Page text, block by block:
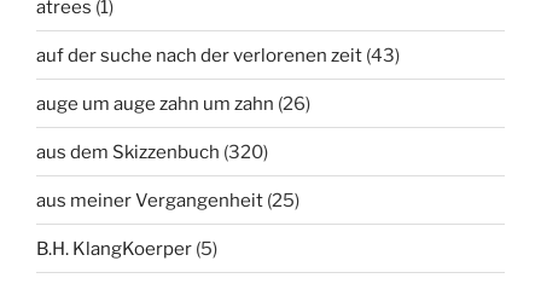
atrees (1)
auf der suche nach der verlorenen zeit (43)
auge um auge zahn um zahn (26)
aus dem Skizzenbuch (320)
aus meiner Vergangenheit (25)
B.H. KlangKoerper (5)